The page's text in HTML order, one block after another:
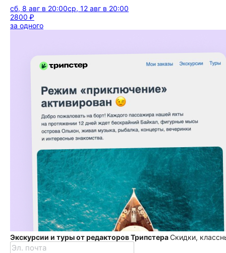
сб, 8 авг в 20:00ср, 12 авг в 20:00
2800 ₽
за одного
Экскурсии и туры от редакторов ТрипстераСкидки,